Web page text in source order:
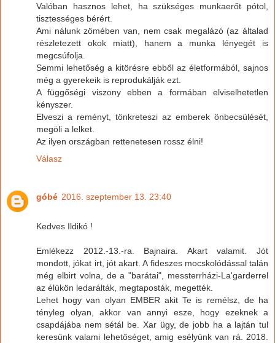
Valóban hasznos lehet, ha szükséges munkaerőt pótol,
tisztességes bérért.
Ami nálunk zömében van, nem csak megalázó (az általad
részletezett okok miatt), hanem a munka lényegét is
megcsúfolja.
Semmi lehetőség a kitörésre ebből az életformából, sajnos
még a gyerekeik is reprodukálják ezt.
A függőségi viszony ebben a formában elviselhetetlen
kényszer.
Elveszi a reményt, tönkreteszi az emberek önbecsülését,
megöli a lelket.
Az ilyen országban rettenetesen rossz élni!
Válasz
góbé 2016. szeptember 13. 23:40
Kedves Ildikó !
Emlékezz 2012.-13.-ra. Bajnaira. Akart valamit. Jót
mondott, jókat irt, jót akart. A fideszes mocskolódással talán
még elbirt volna, de a "barátai", messterrházi-La'garderrel
az élükön ledarálták, megtaposták, megették.
Lehet hogy van olyan EMBER akit Te is remélsz, de ha
tényleg olyan, akkor van annyi esze, hogy ezeknek a
csapdájába nem sétál be. Xar ügy, de jobb ha a lajtán tul
keresünk valami lehetőséget, amig esélyünk van rá. 2018.